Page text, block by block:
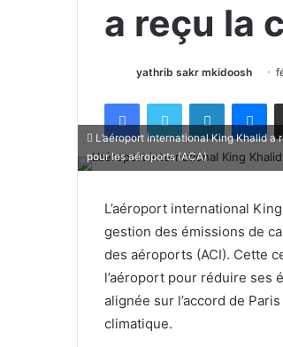
a reçu la
yathrib sakr mkidoosh
L’aéroport international King Khalid
pour les aéroports (ACA)
L’aéroport international
gestion des émissions de
des aéroports (ACI). Cette
l’aéroport pour réduire ses
alignée sur l’accord de
climatique.